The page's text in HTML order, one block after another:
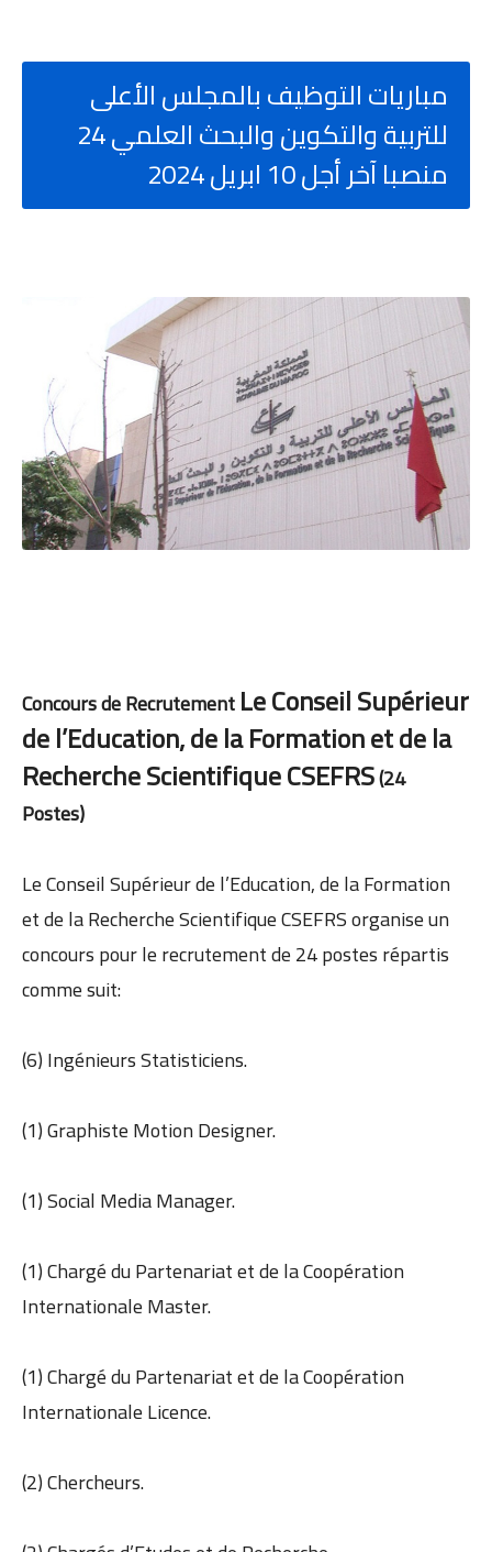
مباريات التوظيف بالمجلس الأعلى
للتربية والتكوين والبحث العلمي 24
منصبا آخر أجل 10 ابريل 2024
Concours de RecrutementLe Conseil Supérieur
de l’Education, de la Formation et de la
Recherche Scientifique CSEFRS(24
Postes)
Le Conseil Supérieur de l’Education, de la Formation
et de la Recherche Scientifique CSEFRS organise un
concours pour le recrutement de 24 postes répartis
comme suit:
(6) Ingénieurs Statisticiens.
(1) Graphiste Motion Designer.
(1) Social Media Manager.
(1) Chargé du Partenariat et de la Coopération
Internationale Master.
(1) Chargé du Partenariat et de la Coopération
Internationale Licence.
(2) Chercheurs.